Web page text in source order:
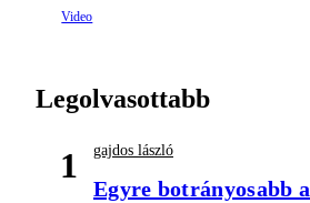
Legolvasottabb
1 gajdos lászló
Egyre botrányosabb